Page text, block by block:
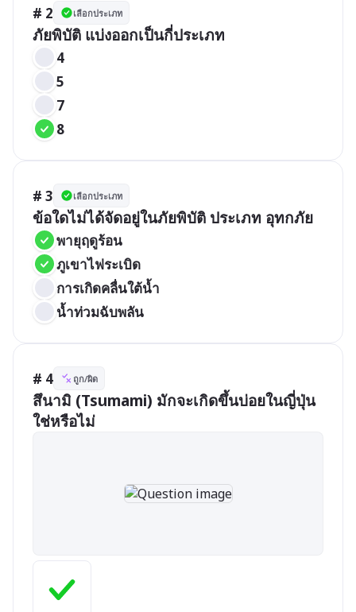
# 2 เลือกประเภท
4
5
7
8
# 3 เลือกประเภท
ข้อใดไม่ได้จัดอยู่ในภัยพิบัติ ประเภท อุทกภัย
พายุฤดูร้อน
ภูเขาไฟระเบิด
การเกิดคลื่นใต้น้ำ
น้ำท่วมฉับพลัน
# 4 ถูก/ผิด
สึนามิ (Tsumami) มักจะเกิดขึ้นบ่อยในญี่ปุ่น
ใช่หรือไม่